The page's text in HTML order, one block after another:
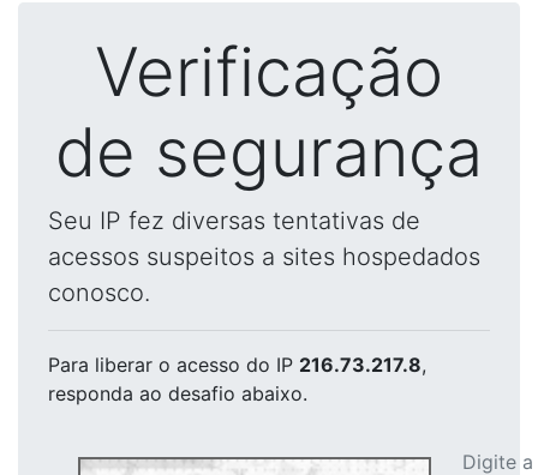
Verificação
de segurança
Seu IP fez diversas tentativas de
acessos suspeitos a sites hospedados
conosco.
Para liberar o acesso do IP 216.73.217.8,
responda ao desafio abaixo.
Digite